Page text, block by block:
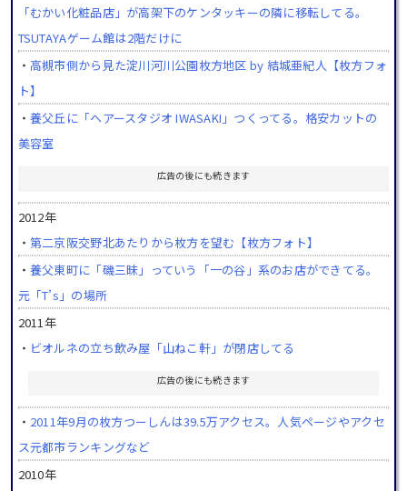
「むかい化粧品店」が高架下のケンタッキーの隣に移転してる。
TSUTAYAゲーム館は2階だけに
・ 高槻市側から見た淀川河川公園枚方地区 by 結城亜紀人【枚方フォ
ト】
・ 養父丘に「ヘアースタジオ IWASAKI」つくってる。格安カットの
美容室
広告の後にも続きます
2012年
・ 第二京阪交野北あたりから枚方を望む【枚方フォト】
・ 養父東町に「磯三昧」っていう「一の谷」系のお店ができてる。
元「T’s」の場所
2011年
・ ビオルネの立ち飲み屋「山ねこ軒」が閉店してる
広告の後にも続きます
・ 2011年9月の枚方つーしんは39.5万アクセス。人気ページやアクセ
ス元都市ランキングなど
2010年